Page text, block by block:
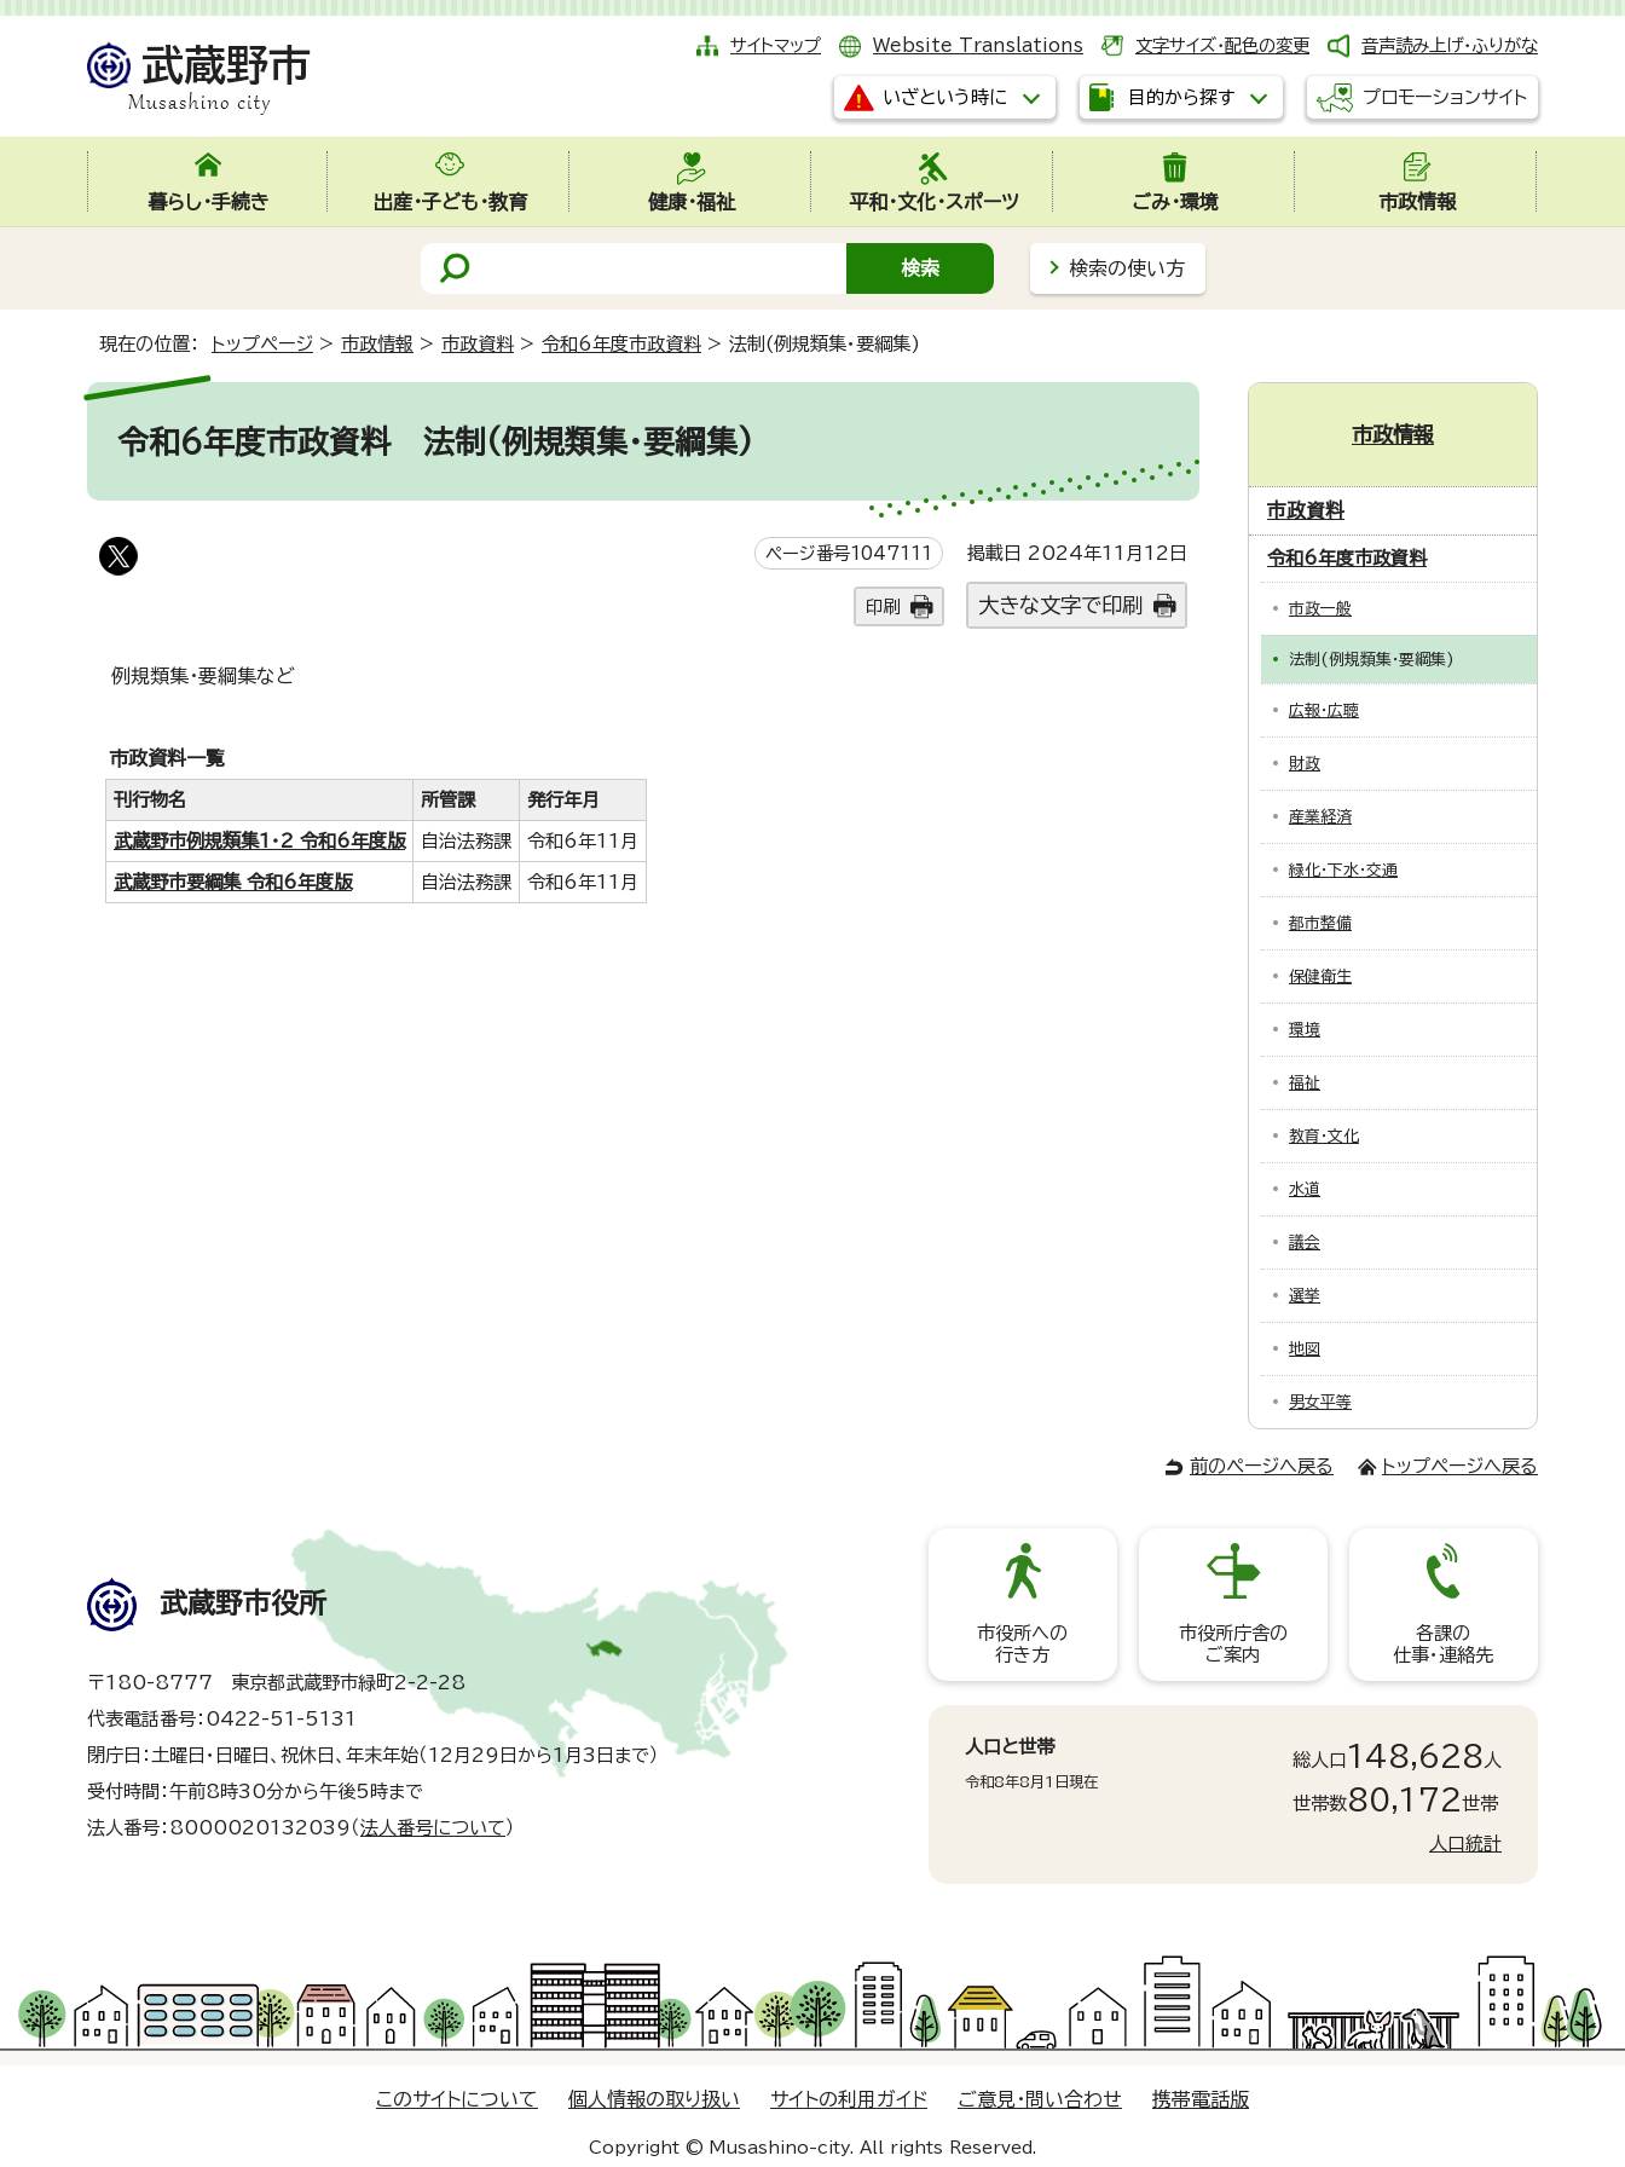
サイトマップ Website Translations 文字サイズ・配色の変更 音声読み上げ・ふりがな
いざという時に 目的から探す プロモーションサイト
暮らし・手続き 出産・子ども・教育 健康・福祉 平和・文化・スポーツ ごみ・環境 市政情報
検索の使い方
現在の位置： トップページ > 市政情報 > 市政資料 > 令和6年度市政資料 > 法制(例規類集・要綱集)
令和6年度市政資料 法制(例規類集・要綱集)
ページ番号1047111 掲載日 2024年11月12日
印刷 大きな文字で印刷
例規類集・要綱集など
市政資料一覧
刊行物名 所管課 発行年月
武蔵野市例規類集1・2 令和6年度版 自治法務課 令和6年11月
武蔵野市要綱集 令和6年度版 自治法務課 令和6年11月
市政情報
市政資料
令和6年度市政資料
市政一般
法制(例規類集・要綱集)
広報・広聴
財政
産業経済
緑化・下水・交通
都市整備
保健衛生
環境
福祉
教育・文化
水道
議会
選挙
地図
男女平等
前のページへ戻る トップページへ戻る
武蔵野市役所
〒180-8777 東京都武蔵野市緑町2-2-28
代表電話番号：0422-51-5131
閉庁日：土曜日・日曜日、祝休日、年末年始（12月29日から1月3日まで）
受付時間：午前8時30分から午後5時まで
法人番号：8000020132039（ 法人番号について ）
市役所への
行き方
市役所庁舎の
ご案内
各課の
仕事・連絡先
人口と世帯
令和8年8月1日現在
総人口 148,628 人
世帯数80,172世帯
人口統計
このサイトについて 個人情報の取り扱い サイトの利用ガイド ご意見・問い合わせ 携帯電話版
Copyright © Musashino-city. All rights Reserved.